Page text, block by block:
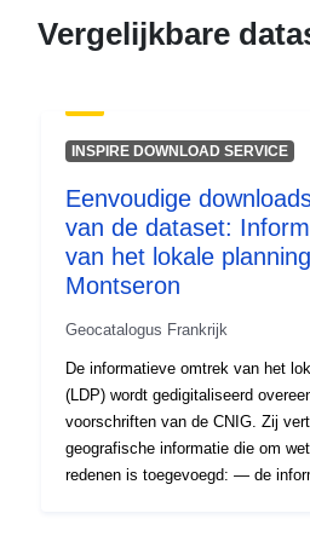
9200-
4a84-
Soort: Bron:
Vergelijkbare
INSPIRE DOWNLOAD SERVICE
Eenvoudige
van de dataset:
van het lokale
Montseron
Geocatalogus Frankrijk
De informatieve omtrek van het
(LDP) wordt gedigitaliseerd
voorschriften van de CNIG. Zij
geografische informatie die om
redenen is toegevoegd: — de informatie die